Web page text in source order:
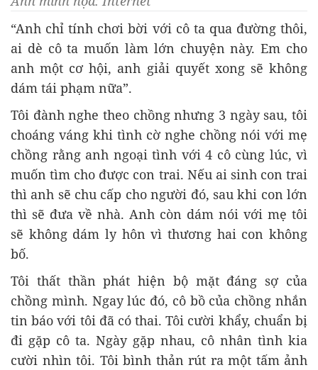
“Anh chỉ tính chơi bời với cô ta qua đường thôi,
ai dè cô ta muốn làm lớn chuyện này. Em cho
anh một cơ hội, anh giải quyết xong sẽ không
dám tái phạm nữa”.
Tôi đành nghe theo chồng nhưng 3 ngày sau, tôi
choáng váng khi tình cờ nghe chồng nói với mẹ
chồng rằng anh ngoại tình với 4 cô cùng lúc, vì
muốn tìm cho được con trai. Nếu ai sinh con trai
thì anh sẽ chu cấp cho người đó, sau khi con lớn
thì sẽ đưa về nhà. Anh còn dám nói với mẹ tôi
sẽ không dám ly hôn vì thương hai con không
bố.
Tôi thất thần phát hiện bộ mặt đáng sợ của
chồng mình. Ngay lúc đó, cô bồ của chồng nhắn
tin báo với tôi đã có thai. Tôi cười khẩy, chuẩn bị
đi gặp cô ta. Ngày gặp nhau, cô nhân tình kia
cười nhìn tôi. Tôi bình thản rút ra một tấm ảnh